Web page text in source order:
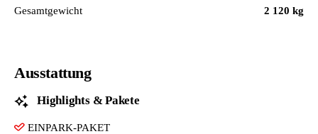
Gesamtgewicht
2 120 kg
Ausstattung
Highlights & Pakete
EINPARK-PAKET